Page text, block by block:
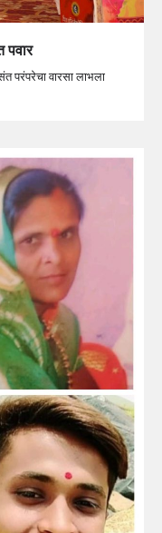
पवार
परंपरेचा वारसा लाभला